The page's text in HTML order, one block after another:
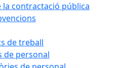
contractació pública
de treball
de personal